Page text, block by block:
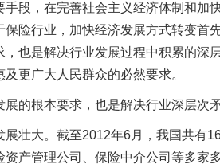
段，在完善社会主义经济体制和加
险行业，加快经济发展方式转变首
也是解决行业发展过程中积累的深
更广大人民群众的必然要求。
根本要求，也是解决行业深层次矛
大。截至2012年6月，我国共有
资产管理公司、保险中介公司等多家